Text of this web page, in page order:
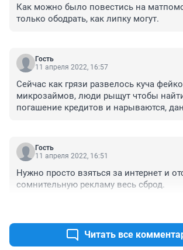
Как можно было повестись на
только ободрать, как липку могут.
Гость
11 апреля 2022, 16:57
Сейчас как грязи развелось куча
микрозаймов, люди рыщут чтобы
погашение кредитов и нарываются,
Гость
11 апреля 2022, 16:51
Нужно просто взяться за интернет и
сомнительную рекламу весь сброд.
Читать все